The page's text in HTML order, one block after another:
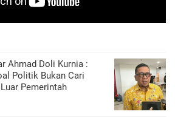
Ahmad Doli Kurnia :
Politik Bukan Cari
Pemerintah